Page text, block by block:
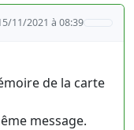
11/2021 à 08:39
de la carte
message.